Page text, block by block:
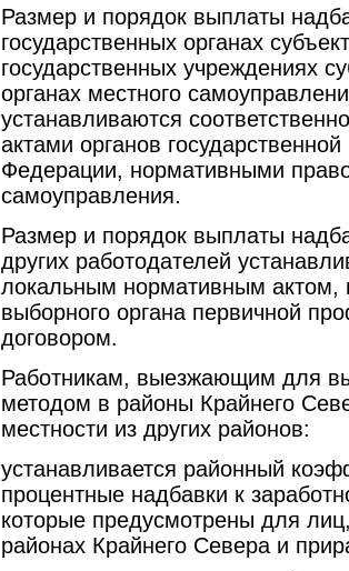
Размер и порядок выплаты
государственных органах
государственных учреждениях
органах местного
устанавливаются
актами органов
Федерации, нормативными
самоуправления.
Размер и порядок выплаты
других работодателей
локальным нормативным
выборного органа первичной
договором.
Работникам, выезжающим для
методом в районы Крайнего
местности из других районов:
устанавливается районный
процентные надбавки к
которые предусмотрены для
районах Крайнего Севера и